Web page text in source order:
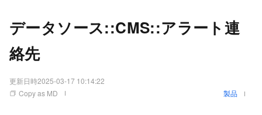
データソース::CMS::アラート連
絡先
更新日時2025-03-17 10:14:22
Copy as MD
製品